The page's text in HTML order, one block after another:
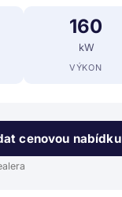
160
kW
VÝKON
cenovou nabídku